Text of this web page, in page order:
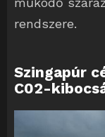
rendszere.
Szingapúr
C02-